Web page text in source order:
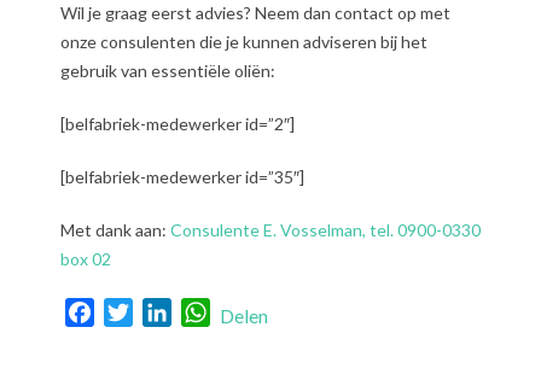
Wil je graag eerst advies? Neem dan contact op met
onze consulenten die je kunnen adviseren bij het
gebruik van essentiële oliën:
[belfabriek-medewerker id=”2″]
[belfabriek-medewerker id=”35″]
Met dank aan: Consulente E. Vosselman, tel. 0900-0330
box 02
FacebookTwitterLinkedInWhatsApp
Delen